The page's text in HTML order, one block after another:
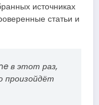
источниках
статьи и
в этот раз,
произойдёт